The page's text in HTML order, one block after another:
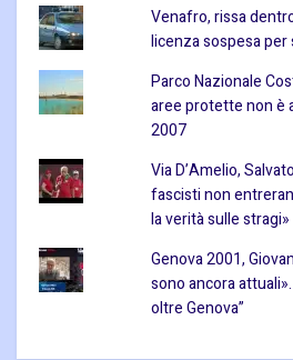
Venafro, rissa
licenza sospesa
Parco Nazionale
aree protette non è
2007
Via D’Amelio,
fascisti non
la verità sulle stragi»
Genova 2001,
sono ancora
oltre Genova”